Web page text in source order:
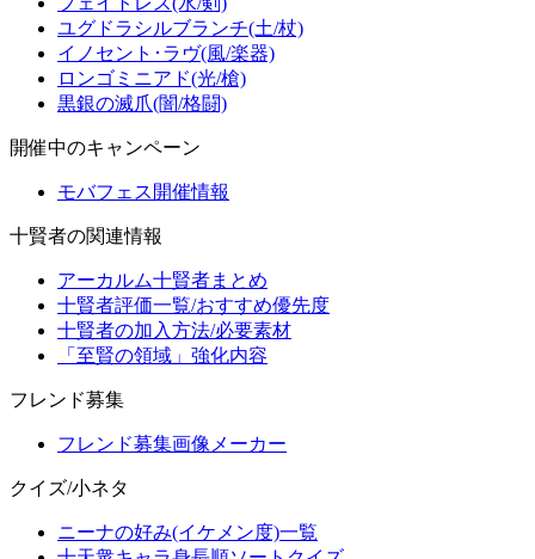
ユグドラシルブランチ(土/杖)
イノセント･ラヴ(風/楽器)
ロンゴミニアド(光/槍)
黒銀の滅爪(闇/格闘)
開催中のキャンペーン
モバフェス開催情報
十賢者の関連情報
アーカルム十賢者まとめ
十賢者評価一覧/おすすめ優先度
十賢者の加入方法/必要素材
「至賢の領域」強化内容
フレンド募集
フレンド募集画像メーカー
クイズ/小ネタ
ニーナの好み(イケメン度)一覧